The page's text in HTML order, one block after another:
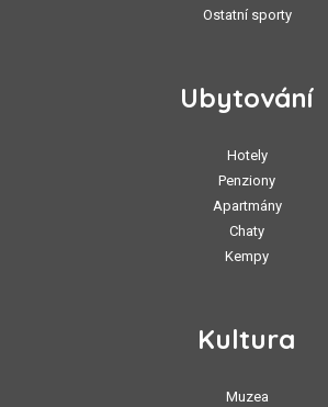
Ostatní sporty
Ubytování
Hotely
Penziony
Apartmány
Chaty
Kempy
Kultura
Muzea